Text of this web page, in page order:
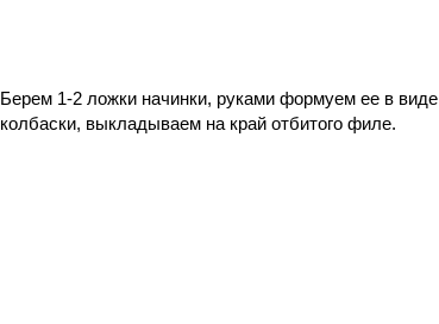
Берем 1-2 ложки начинки, руками формуем ее в виде
колбаски, выкладываем на край отбитого филе.